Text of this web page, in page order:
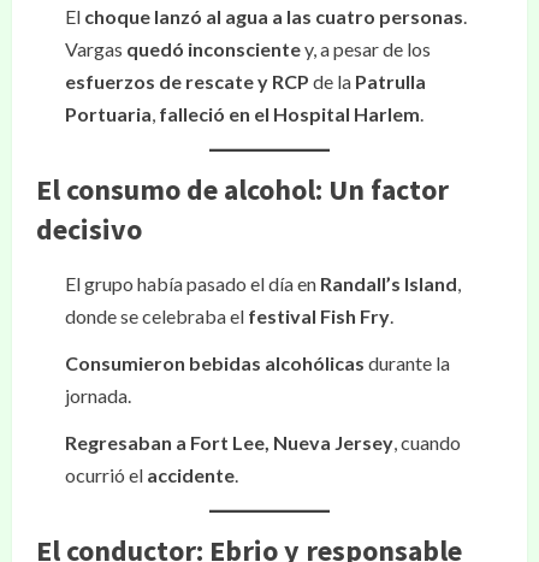
El choque lanzó al agua a las cuatro personas.
Vargas quedó inconscientey, a pesar de los
esfuerzos de rescate y RCP de la Patrulla
Portuaria, falleció en el Hospital Harlem.
El consumo de alcohol: Un factor
decisivo
El grupo había pasado el día en Randall’s Island,
donde se celebraba el festival Fish Fry.
Consumieron bebidas alcohólicas durante la
jornada.
Regresaban a Fort Lee, Nueva Jersey, cuando
ocurrió el accidente.
El conductor: Ebrio y responsable